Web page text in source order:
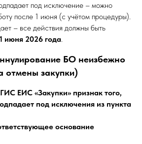
под исключение – можно
после 1 июня (с учётом процедуры).
– все действия должны быть
июня 2026 года.
БО неизбежно
отмены закупки)
ЕИС «Закупки» признак того,
под исключения из пункта
основание